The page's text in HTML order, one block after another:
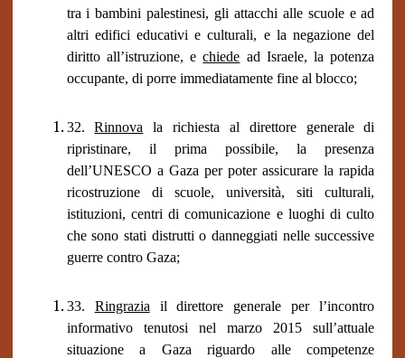
tra i bambini palestinesi, gli attacchi alle scuole e ad
altri edifici educativi e culturali, e la negazione del
diritto all’istruzione, echiede ad Israele, la potenza
occupante, di porre immediatamente fine al blocco;
32.Rinnova la richiesta al direttore generale di
ripristinare, il prima possibile, la presenza
dell’UNESCO a Gaza per poter assicurare la rapida
ricostruzione di scuole, università, siti culturali,
istituzioni, centri di comunicazione e luoghi di culto
che sono stati distrutti o danneggiati nelle successive
guerre contro Gaza;
33. Ringrazia il direttore generale per l’incontro
informativo tenutosi nel marzo 2015 sull’attuale
situazione a Gaza riguardo alle competenze